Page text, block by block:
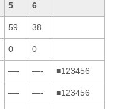
5 6
59 38
0 0
—- —- ■123456
—- —- ■123456